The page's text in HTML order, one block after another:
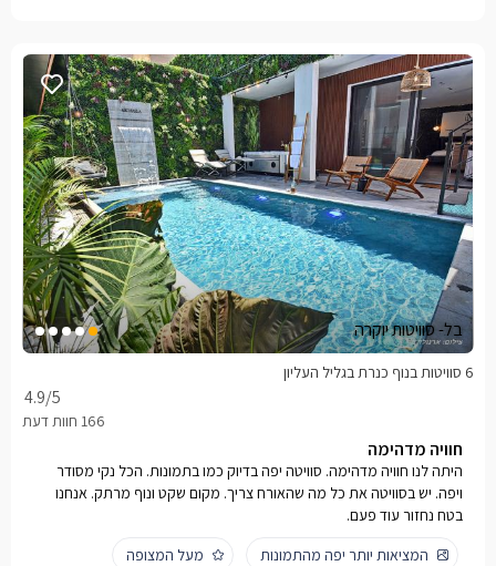
בל- סוויטות יוקרה
4.9/5
6 סוויטות בנוף כנרת בגליל העליון
חוויה מדהימה
היתה לנו חוויה מדהימה. סוויטה יפה בדיוק כמו בתמונות. הכל נקי מסודר
ויפה. יש בסוויטה את כל מה שהאורח צריך. מקום שקט ונוף מרתק. אנחנו
בטח נחזור עוד פעם.
המציאות יותר יפה מהתמונות
מעל המצופה